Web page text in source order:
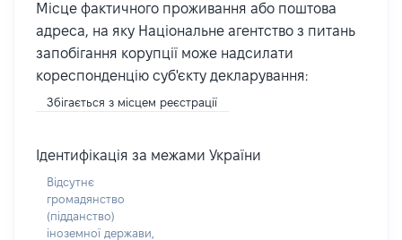
Місце фактичного проживання або поштова
адреса, на яку Національне агентство з питань
запобігання корупції може надсилати
кореспонденцію суб'єкту декларування:
Збігається з місцем реєстрації
Ідентифікація за межами України
Відсутнє
громадянство
(підданство)
іноземної держави,